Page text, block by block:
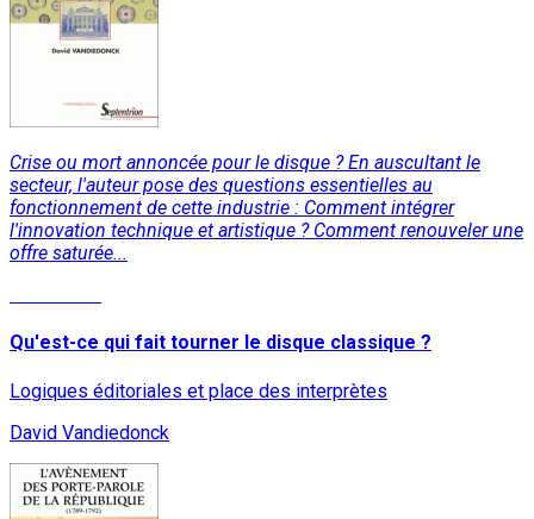
Crise ou mort annoncée pour le disque ? En auscultant le
secteur, l'auteur pose des questions essentielles au
fonctionnement de cette industrie : Comment intégrer
l'innovation technique et artistique ? Comment renouveler une
offre saturée...
Qu'est-ce qui fait tourner le disque classique ?
Logiques éditoriales et place des interprètes
David Vandiedonck